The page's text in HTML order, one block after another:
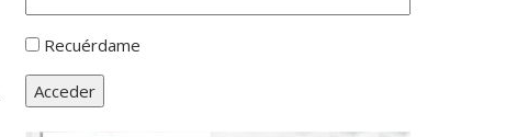
Recuérdame
Acceder